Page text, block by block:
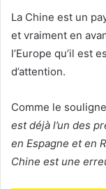
La Chine est un
et vraiment en
l’Europe qu’il est
d’attention.
Comme le
est déjà l’un des
en Espagne et en
Chine est une